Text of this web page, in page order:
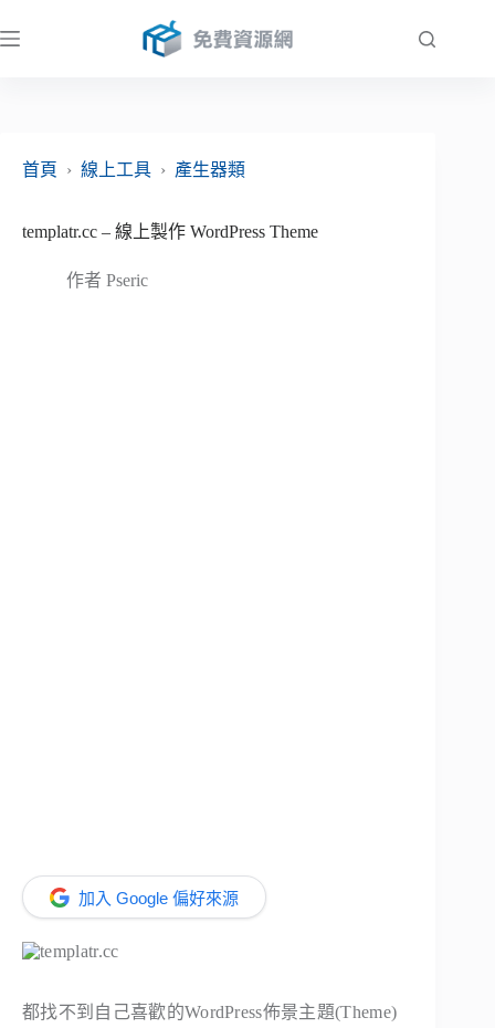
至
首頁
› 線上工具 › 產生器類
templatr.cc – 線上製作 WordPress Theme
作者 Pseric
加入 Google 偏好來源
都找不到自己喜歡的WordPress佈景主題(Theme)